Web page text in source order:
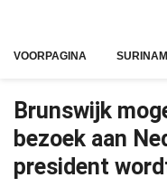
VOORPAGINA
Brunswijk
bezoek aan
president